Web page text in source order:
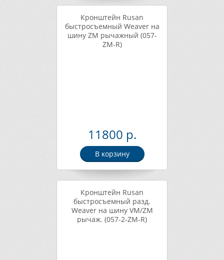
Кронштейн Rusan
быстросъемный Weaver на
шину ZM рычажный (057-
ZM-R)
11800 р.
В корзину
Кронштейн Rusan
быстросъемный разд.
Weaver на шину VM/ZM
рычаж. (057-2-ZM-R)